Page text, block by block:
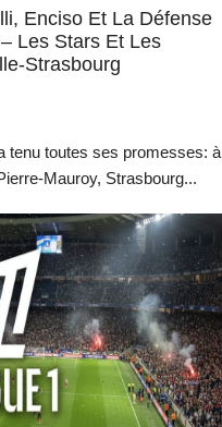
Enciso Et La Défense
Les Stars Et Les
Strasbourg
tenu toutes ses promesses: à
Mauroy, Strasbourg...